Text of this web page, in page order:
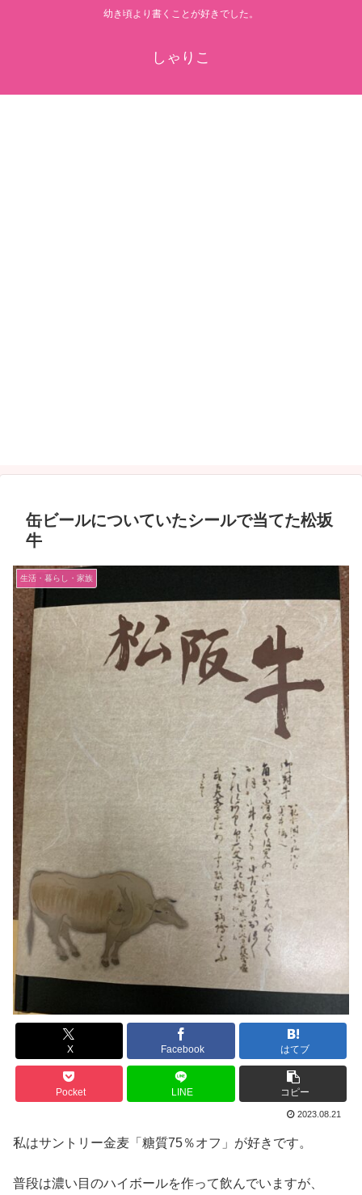
幼き頃より書くことが好きでした。
しゃりこ
缶ビールについていたシールで当てた松坂
牛
生活・暮らし・家族
X Facebook はてブ
Pocket LINE コピー
2023.08.21
私はサントリー金麦「糖質75％オフ」が好きです。
普段は濃い目のハイボールを作って飲んでいますが、